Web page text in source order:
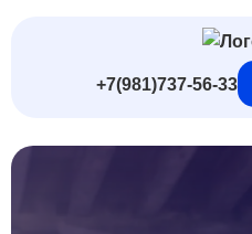
+7(981)737-56-33